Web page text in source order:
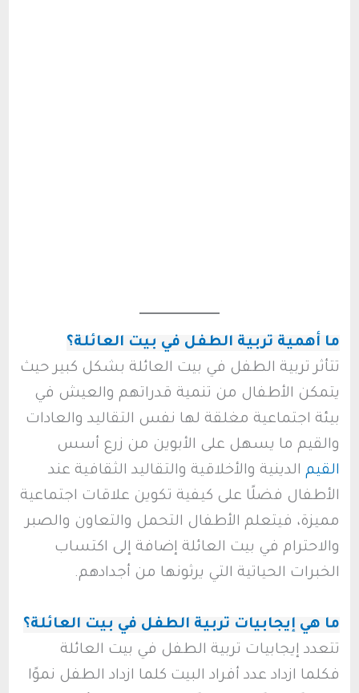
ما أهمية تربية الطفل في بيت العائلة؟
تتأثر تربية الطفل في بيت العائلة بشكل كبير حيث
يتمكن الأطفال من تنمية قدراتهم والعيش في
بيئة اجتماعية مغلقة لها نفس التقاليد والعادات
والقيم ما يسهل على الأبوين من زرع أسس
القيمالدينية والأخلاقية والتقاليد الثقافية عند
الأطفال فضلًا على كيفية تكوين علاقات اجتماعية
مميزة، فيتعلم الأطفال التحمل والتعاون والصبر
والاحترام في بيت العائلة إضافة إلى اكتساب
الخبرات الحياتية التي يرثونها من أجدادهم.
ما هي إيجابيات تربية الطفل في بيت العائلة؟
تتعدد إيجابيات تربية الطفل في بيت العائلة
فكلما ازداد عدد أفراد البيت كلما ازداد الطفل نموًا